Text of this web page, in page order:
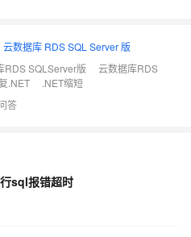
云数据库 RDS SQL Server 版
RDS SQLServer版
云数据库RDS
.NET
.NET缩短
答
sql报错超时